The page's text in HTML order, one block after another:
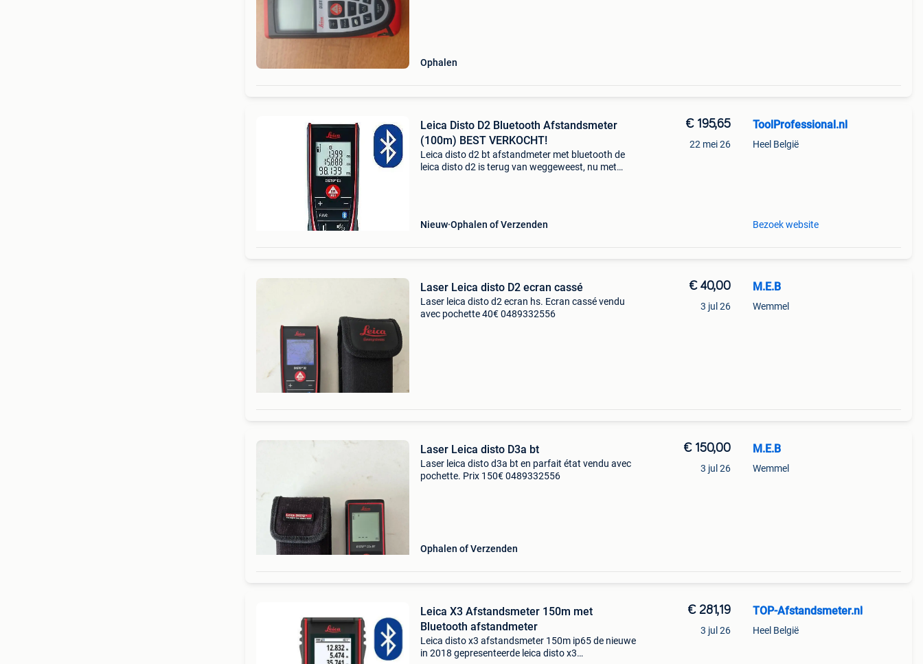
Ophalen
Leica Disto D2 Bluetooth Afstandsmeter
(100m) BEST VERKOCHT!
Leica disto d2 bt afstandmeter met bluetooth de
leica disto d2 is terug van weggeweest, nu met
Nieuw Ophalen of Verzenden
€ 195,65
22 mei 26
ToolProfessional.nl
Heel België
Bezoek website
Laser Leica disto D2 ecran cassé
Laser leica disto d2 ecran hs. Ecran cassé vendu
avec pochette 40€ 0489332556
€ 40,00
3 jul 26
M.E.B
Wemmel
Laser Leica disto D3a bt
Laser leica disto d3a bt en parfait état vendu avec
pochette. Prix 150€ 0489332556
Ophalen of Verzenden
€ 150,00
3 jul 26
M.E.B
Wemmel
Leica X3 Afstandsmeter 150m met
Bluetooth afstandmeter
Leica disto x3 afstandsmeter 150m ip65 de nieuwe
in 2018 gepresenteerde leica disto x3
€ 281,19
3 jul 26
TOP-Afstandsmeter.nl
Heel België